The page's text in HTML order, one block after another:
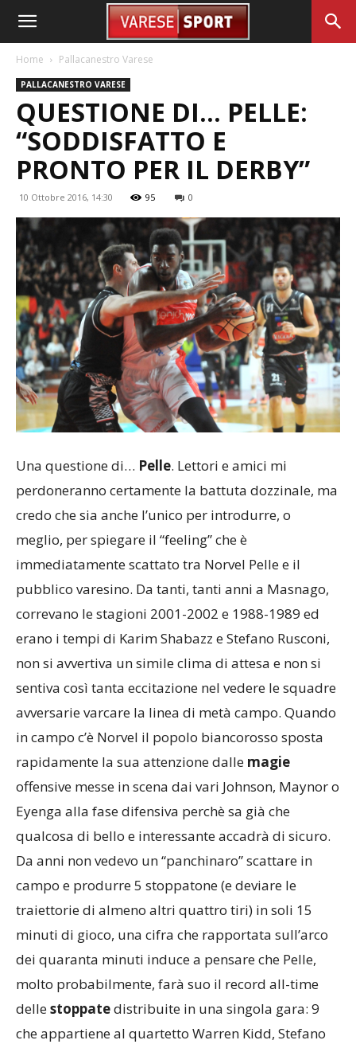
Home Pallacanestro Varese
PALLACANESTRO VARESE
QUESTIONE DI… PELLE:
“SODDISFATTO E
PRONTO PER IL DERBY”
10 Ottobre 2016, 14:30 95 0
Una questione di… Pelle. Lettori e amici mi
perdoneranno certamente la battuta dozzinale, ma
credo che sia anche l’unico per introdurre, o
meglio, per spiegare il “feeling” che è
immediatamente scattato tra Norvel Pelle e il
pubblico varesino. Da tanti, tanti anni a Masnago,
correvano le stagioni 2001-2002 e 1988-1989 ed
erano i tempi di Karim Shabazz e Stefano Rusconi,
non si avvertiva un simile clima di attesa e non si
sentiva così tanta eccitazione nel vedere le squadre
avversarie varcare la linea di metà campo. Quando
in campo c’è Norvel il popolo biancorosso sposta
rapidamente la sua attenzione dalle magie
offensive messe in scena dai vari Johnson, Maynor o
Eyenga alla fase difensiva perchè sa già che
qualcosa di bello e interessante accadrà di sicuro.
Da anni non vedevo un “panchinaro” scattare in
campo e produrre 5 stoppatone (e deviare le
traiettorie di almeno altri quattro tiri) in soli 15
minuti di gioco, una cifra che rapportata sull’arco
dei quaranta minuti induce a pensare che Pelle,
molto probabilmente, farà suo il record all-time
dellestoppatedistribuite in una singola gara: 9
che appartiene al quartetto Warren Kidd, Stefano